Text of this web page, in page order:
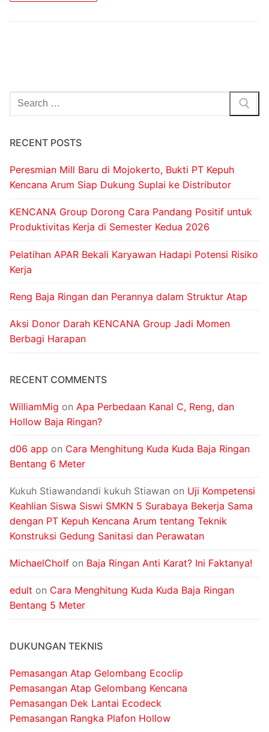
RECENT POSTS
Peresmian Mill Baru di Mojokerto, Bukti PT Kepuh
Kencana Arum Siap Dukung Suplai ke Distributor
KENCANA Group Dorong Cara Pandang Positif untuk
Produktivitas Kerja di Semester Kedua 2026
Pelatihan APAR Bekali Karyawan Hadapi Potensi Risiko
Kerja
Reng Baja Ringan dan Perannya dalam Struktur Atap
Aksi Donor Darah KENCANA Group Jadi Momen
Berbagi Harapan
RECENT COMMENTS
WilliamMig on Apa Perbedaan Kanal C, Reng, dan
Hollow Baja Ringan?
d06 app on Cara Menghitung Kuda Kuda Baja Ringan
Bentang 6 Meter
Kukuh Stiawandandi kukuh Stiawan on Uji Kompetensi
Keahlian Siswa Siswi SMKN 5 Surabaya Bekerja Sama
dengan PT Kepuh Kencana Arum tentang Teknik
Konstruksi Gedung Sanitasi dan Perawatan
MichaelCholf on Baja Ringan Anti Karat? Ini Faktanya!
edult on Cara Menghitung Kuda Kuda Baja Ringan
Bentang 5 Meter
DUKUNGAN TEKNIS
Pemasangan Atap Gelombang Ecoclip
Pemasangan Atap Gelombang Kencana
Pemasangan Dek Lantai Ecodeck
Pemasangan Rangka Plafon Hollow